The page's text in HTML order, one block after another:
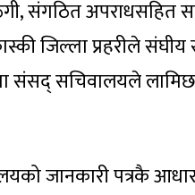
संगठित अपराधसहित
जिल्ला प्रहरीले
संसद् सचिवालयले
जानकारी पत्रकै